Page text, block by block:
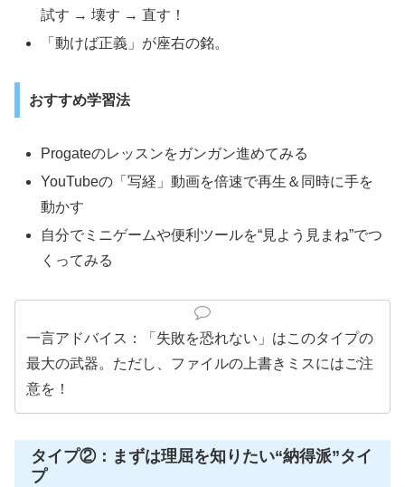
試す → 壊す → 直す！
「動けば正義」が座右の銘。
おすすめ学習法
Progateのレッスンをガンガン進めてみる
YouTubeの「写経」動画を倍速で再生＆同時に手を
動かす
自分でミニゲームや便利ツールを“見よう見まね”でつ
くってみる
一言アドバイス：「失敗を恐れない」はこのタイプの
最大の武器。ただし、ファイルの上書きミスにはご注
意を！
タイプ②：まずは理屈を知りたい“納得派”タイ
プ